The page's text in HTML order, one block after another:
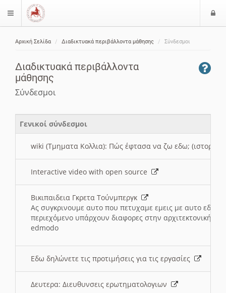
$langMenu
Αρχική Σελίδα Διαδικτυακά περιβάλλοντα μάθησης Σύνδεσμοι
Διαδικτυακά περιβάλλοντα
μάθησης
Σύνδεσμοι
Γενικοί σύνδεσμοι
wiki (Τμηματα Κολλια): Πώς έφτασα να ζω εδω; (ιστορια)
Interactive video with open source
Βικιπαιδεια Γκρετα Τούνμπεργκ
Ας συγκρινουμε αυτο που πετυχαμε εμεις με αυτο εδω
περιεχόμενο υπάρχουν διαφορες στην αρχιτεκτονική
edmodo
Εδω δηλώνετε τις προτιμήσεις για τις εργασίες
Δευτερα: Διευθυνσεις ερωτηματολογιων